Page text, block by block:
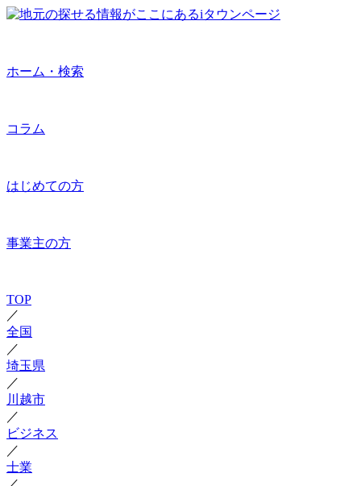
ホーム・検索
コラム
はじめての方
事業主の方
TOP
／
全国
／
埼玉県
／
川越市
／
ビジネス
／
士業